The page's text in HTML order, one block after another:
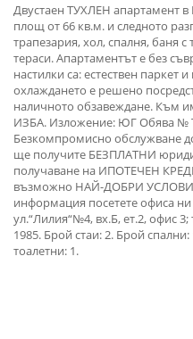
Двустаен ТУХЛЕН апартамент
площ от 66 кв.м. и следното
трапезария, хол, спалня, баня с
тераси. Апартаментът е без
настилки са: естествен паркет
охлаждането е решено
наличното обзавеждане. Към
ИЗБА. Изложение: ЮГ Обява №
Безкомпромисно обслужване
ще получите БЕЗПЛАТНИ
получаване на ИПОТЕЧЕН
възможно НАЙ-ДОБРИ УСЛОВИЯ
информация посетете офиса
ул.“Лилия“№4, вх.Б, ет.2, офис
1985. Брой стаи: 2. Брой
тоалетни: 1.